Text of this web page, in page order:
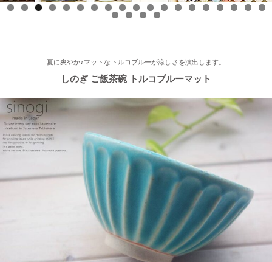
2025/8/17
介されました。
2025/7/23
≪軽井沢店オープンしております！≫ 今シーズンも元気に営業
中！実店舗でしか取り扱ってない商品たくさんご用意しておりま
す♪ みなさまのご来店、お待ちしております。
2025/5/9
≪らいすぼ～るのお皿がパッケージに使用されました！≫ 5月7
日（水）に発売『よしもとカレー 北海道こしみず 三種のじゃが
いも編』レトルトカレーのパッケージに、当店のオリジナル商品
【でっかいどー 北の大地パーティーメインプレート】が使用さ
0 1 2 3 4 5 6 7 8 9
0 1 2 3
夏に爽やか♪マットなトルコブルーが涼しさを演出します。
しのぎ ご飯茶碗 トルコブルーマット